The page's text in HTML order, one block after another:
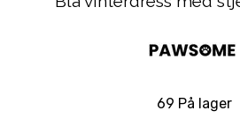
69 På lager